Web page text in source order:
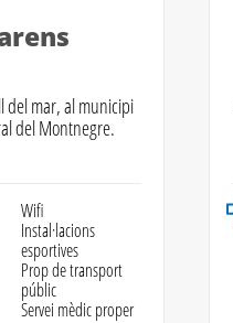
del mar, al municipi
del Montnegre.
Wifi
Instal·lacions
esportives
Prop de transport
públic
Servei mèdic proper